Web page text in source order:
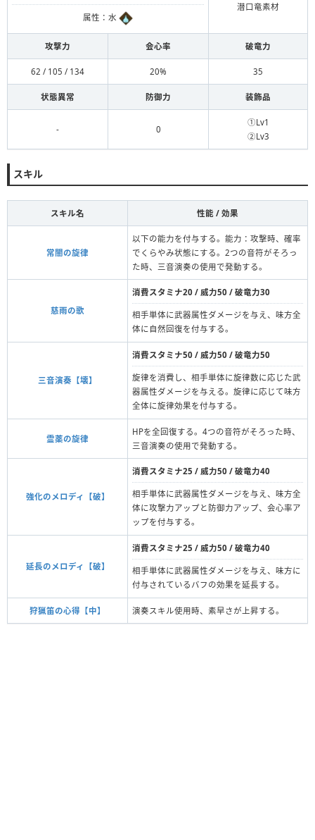
属性：水
潜口竜素材
攻撃力 会心率 破竜力
62 / 105 / 134 20% 35
状態異常 防御力 装飾品
- 0
①Lv1
②Lv3
スキル
スキル名 性能 / 効果
常闇の旋律
以下の能力を付与する。能力：攻撃時、確率
でくらやみ状態にする。2つの音符がそろっ
た時、三音演奏の使用で発動する。
慈雨の歌
消費スタミナ20 / 威力50 / 破竜力30
相手単体に武器属性ダメージを与え、味方全
体に自然回復を付与する。
三音演奏【壊】
消費スタミナ50 / 威力50 / 破竜力50
旋律を消費し、相手単体に旋律数に応じた武
器属性ダメージを与える。旋律に応じて味方
全体に旋律効果を付与する。
霊薬の旋律
HPを全回復する。4つの音符がそろった時、
三音演奏の使用で発動する。
強化のメロディ【破】
消費スタミナ25 / 威力50 / 破竜力40
相手単体に武器属性ダメージを与え、味方全
体に攻撃力アップと防御力アップ、会心率ア
ップを付与する。
延長のメロディ【破】
消費スタミナ25 / 威力50 / 破竜力40
相手単体に武器属性ダメージを与え、味方に
付与されているバフの効果を延長する。
狩猟笛の心得【中】 演奏スキル使用時、素早さが上昇する。